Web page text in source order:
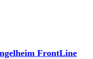
FrontLine